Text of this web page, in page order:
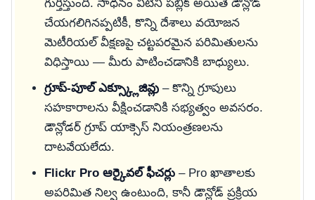
గుర్తిస్తుంది. సాధనం వీటిని పబ్లిక్ అయితే డౌన్లోడ్
చేయగలిగినప్పటికీ, కొన్ని దేశాలు వయోజన
మెటీరియల్ వీక్షణపై చట్టపరమైన పరిమితులను
విధిస్తాయి — మీరు పాటించడానికి బాధ్యులు.
గ్రూప్-పూల్ ఎక్స్క్లూజివ్లు– కొన్ని గ్రూపులు
సహకారాలను వీక్షించడానికి సభ్యత్వం అవసరం.
డౌన్లోడర్ గ్రూప్ యాక్సెస్ నియంత్రణలను
దాటవేయలేదు.
Flickr Pro ఆర్కైవల్ ఫీచర్లు– Pro ఖాతాలకు
అపరిమిత నిల్వ ఉంటుంది, కానీ డౌన్లోడ్ ప్రక్రియ